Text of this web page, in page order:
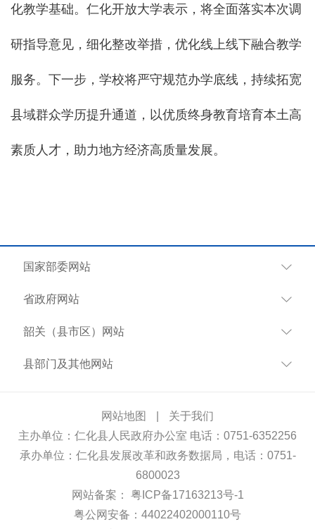
化教学基础。仁化开放大学表示，将全面落实本次调
研指导意见，细化整改举措，优化线上线下融合教学
服务。下一步，学校将严守规范办学底线，持续拓宽
县域群众学历提升通道，以优质终身教育培育本土高
素质人才，助力地方经济高质量发展。
国家部委网站
省政府网站
韶关（县市区）网站
县部门及其他网站
网站地图
关于我们
主办单位：仁化县人民政府办公室 电话：0751-6352256
承办单位：仁化县发展改革和政务数据局，电话：0751-
6800023
网站备案： 粤ICP备17163213号-1
粤公网安备：44022402000110号